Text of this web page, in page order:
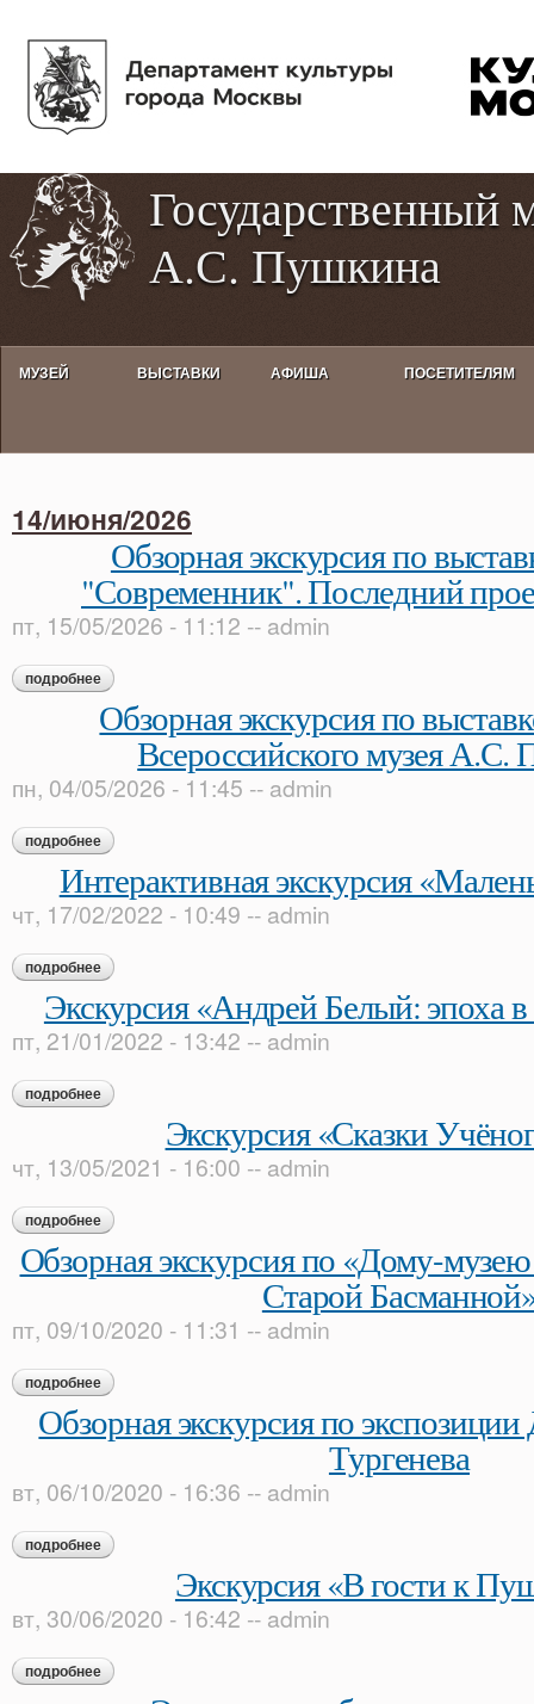
Государственный
А.С. Пушкина
МУЗЕЙ ВЫСТАВКИ АФИША ПОСЕТИТЕЛЯМ
Activities calendar
14/июня/2026
Обзорная экскурсия по
"Современник". Последний
пт, 15/05/2026 - 11:12 -- admin
подробнее о обзорная экскурсия по выставке «журнал
Обзорная экскурсия по
Всероссийского музея А.С.
пн, 04/05/2026 - 11:45 -- admin
подробнее о обзорная экскурсия по выставке «шедевры
Интерактивная экскурсия
чт, 17/02/2022 - 10:49 -- admin
подробнее о интерактивная экскурсия «маленький тургенев»
Экскурсия «Андрей Белый: эпоха в
пт, 21/01/2022 - 13:42 -- admin
подробнее о экскурсия «андрей белый: эпоха в зеркале судьбы»
Экскурсия «Сказки
чт, 13/05/2021 - 16:00 -- admin
подробнее о экскурсия «сказки учёного кота»
Обзорная экскурсия по «Дому-
Старой
пт, 09/10/2020 - 11:31 -- admin
подробнее о обзорная экскурсия по «дому-музею в. л. пушкина на
Обзорная экскурсия по
Тургенева
вт, 06/10/2020 - 16:36 -- admin
подробнее о обзорная экскурсия по экспозиции дома-музея и. с.
Экскурсия «В гости к
вт, 30/06/2020 - 16:42 -- admin
подробнее о экскурсия «в гости к пушкину»